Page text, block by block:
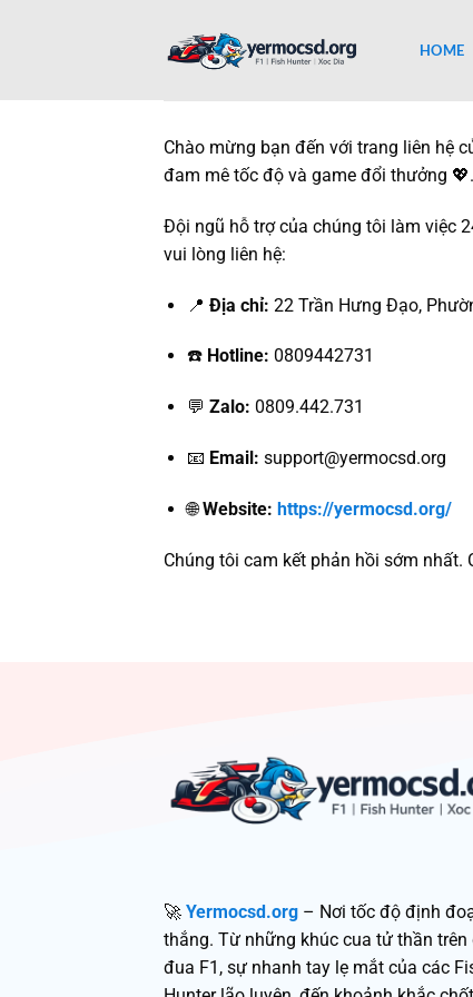
HOME
Chào mừng bạn đến với trang liên hệ
đam mê tốc độ và game đổi thưởng 💖.
Đội ngũ hỗ trợ của chúng tôi làm việc
vui lòng liên hệ:
📍 Địa chỉ: 22 Trần Hưng Đạo,
☎️ Hotline: 0809442731
💬 Zalo: 0809.442.731
📧 Email: support@yermocsd.org
🌐Website: https://yermocsd.org/
Chúng tôi cam kết phản hồi sớm nhất.
🚀 Yermocsd.org – Nơi tốc độ định
thắng. Từ những khúc cua tử thần trên
đua F1, sự nhanh tay lẹ mắt của các